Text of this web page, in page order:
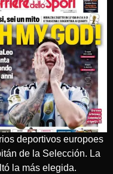
deportivos europoes
de la Selección. La
la más elegida.